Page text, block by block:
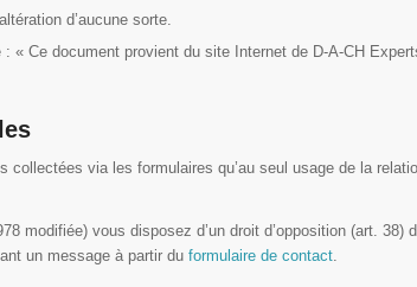
d’aucune sorte.
Ce document provient du site Internet de D-A-CH
collectées via les formulaires qu’au seul usage de la
modifiée) vous disposez d’un droit d’opposition (art.
un message à partir du formulaire de contact.